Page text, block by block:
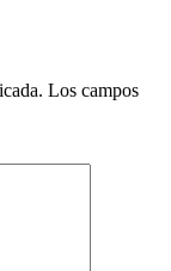
Los campos